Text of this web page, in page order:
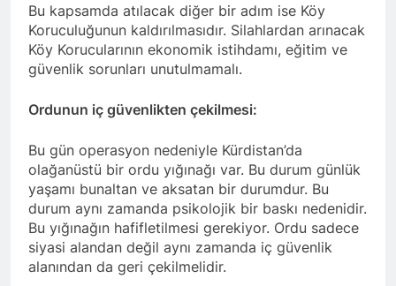
Azadiyan HAK-PARê ku ji
Serokê Giştî Düzgün Kaplan,
Cîgirê Serokê Giştî Cîhan
Baykara û Cîgirê Serokê Giştî
û nûnerê HAK-PARê yê
Tîmûr pêkhatî, li Hewlêrê
Kurdistanê kir.
3 Yıl Ago
KÜRT-KAV, HAK-PAR
Diyarbakır İl Başkanlığını
Şanda Partiya Maf û
Hewlêrê serdana Şoreşgerî
û Zehmetkêşan a Kurdistan
a Îranê kir.
3 Yıl Ago
Şanda Partiya Maf û
Azadiyan HAK-PARê
serdana Parêzgerê
Hewlêrê Omet Xoşnav kir.
3 Yıl Ago
Serokê Giştî yê Partiya Maf
û Azadiyan HAK-PARê
Düzgün Kaplan, li Rûdawê
beşdarî bernameyeke bû.
3 Yıl Ago
Bu kapsamda atılacak diğer bir adım ise Köy
Koruculuğunun kaldırılmasıdır. Silahlardan arınacak
Köy Korucularının ekonomik istihdamı, eğitim ve
güvenlik sorunları unutulmamalı.
Ordunun iç güvenlikten çekilmesi:
Bu gün operasyon nedeniyle Kürdistan’da
olağanüstü bir ordu yığınağı var. Bu durum günlük
yaşamı bunaltan ve aksatan bir durumdur. Bu
durum aynı zamanda psikolojik bir baskı nedenidir.
Bu yığınağın hafifletilmesi gerekiyor. Ordu sadece
siyasi alandan değil aynı zamanda iç güvenlik
alanından da geri çekilmelidir.